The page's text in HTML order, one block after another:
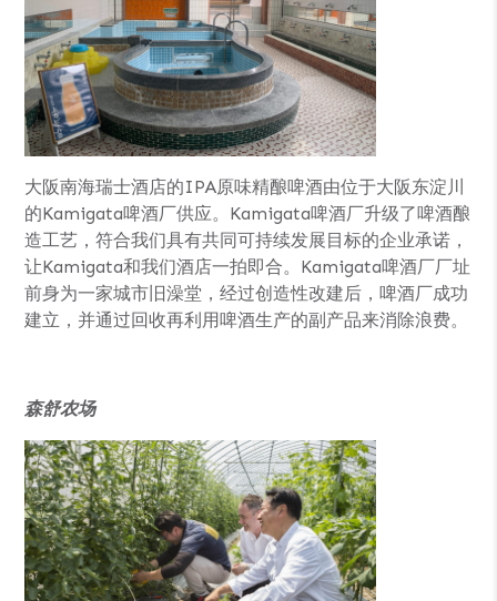
大阪南海瑞士酒店的IPA原味精酿啤酒由位于大阪东淀川
的Kamigata啤酒厂供应。Kamigata啤酒厂升级了啤酒酿
造工艺，符合我们具有共同可持续发展目标的企业承诺，
让Kamigata和我们酒店一拍即合。Kamigata啤酒厂厂址
前身为一家城市旧澡堂，经过创造性改建后，啤酒厂成功
建立，并通过回收再利用啤酒生产的副产品来消除浪费。
森舒农场